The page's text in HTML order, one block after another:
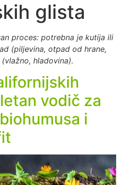
glista
proces: potrebna je kutija ili
(piljevina, otpad od hrane,
hladovina).
vodič za
i